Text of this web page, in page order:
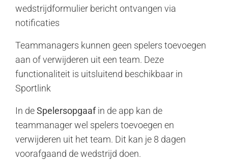
wedstrijdformulier bericht ontvangen via
notificaties
Teammanagers kunnen geen spelers toevoegen
aan of verwijderen uit een team. Deze
functionaliteit is uitsluitend beschikbaar in
Sportlink
In deSpelersopgaafin de app kan de
teammanager wel spelers toevoegen en
verwijderen uit het team. Dit kan je 8 dagen
voorafgaand de wedstrijd doen.